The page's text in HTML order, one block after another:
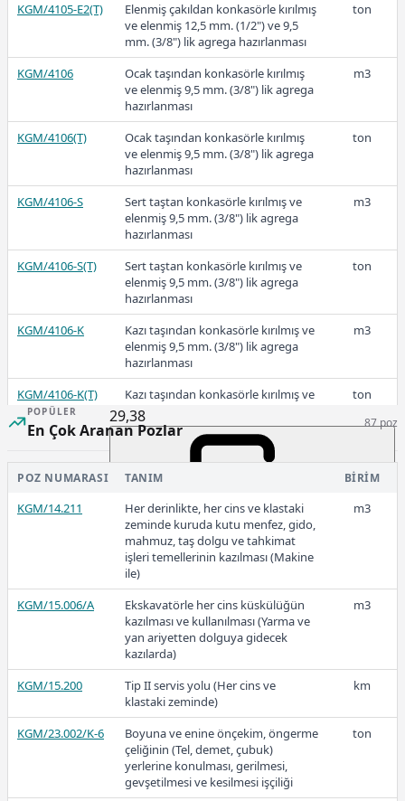
41,61
2019
36,09
2018
29,38
26,19
23,28
KGM/4105-E2(T)
Elenmiş çakıldan konkasörle kırılmış
ve elenmiş 12,5 mm. (1/2") ve 9,5
mm. (3/8") lik agrega hazırlanması
ton
KGM/4106
Ocak taşından konkasörle kırılmış
ve elenmiş 9,5 mm. (3/8") lik agrega
hazırlanması
m3
KGM/4106(T)
Ocak taşından konkasörle kırılmış
ve elenmiş 9,5 mm. (3/8") lik agrega
hazırlanması
ton
KGM/4106-S
Sert taştan konkasörle kırılmış ve
elenmiş 9,5 mm. (3/8") lik agrega
hazırlanması
m3
KGM/4106-S(T)
Sert taştan konkasörle kırılmış ve
elenmiş 9,5 mm. (3/8") lik agrega
hazırlanması
ton
KGM/4106-K
Kazı taşından konkasörle kırılmış ve
elenmiş 9,5 mm. (3/8") lik agrega
hazırlanması
m3
KGM/4106-K(T)
Kazı taşından konkasörle kırılmış ve
elenmiş 9,5 mm. (3/8") lik agrega
hazırlanması
ton
KGM/4106-T
Toplama taştan konkasörle kırılmış
ve elenmiş 9,5 mm. (3/8") lik agrega
Toplama taştan konkasörle kırılmış
ve elenmiş 9,5 mm. (3/8") lik agrega
hazırlanması
KGM/4106-E1
Elenmemiş çakıllı malzemeden
konkasörle kırılmış ve elenmiş 9,5
mm. (3/8") lik agrega hazırlanması
m3
POPÜLER
En Çok Aranan Pozlar 87 poz
POZ NUMARASI TANIM BIRIM
KGM/14.211
Her derinlikte, her cins ve klastaki
zeminde kuruda kutu menfez, gido,
mahmuz, taş dolgu ve tahkimat
işleri temellerinin kazılması (Makine
ile)
m3
KGM/15.006/A
Ekskavatörle her cins küskülüğün
kazılması ve kullanılması (Yarma ve
yan ariyetten dolguya gidecek
kazılarda)
m3
KGM/15.200
Tip II servis yolu (Her cins ve
klastaki zeminde)
km
KGM/23.002/K-6
Boyuna ve enine önçekim, öngerme
çeliğinin (Tel, demet, çubuk)
yerlerine konulması, gerilmesi,
gevşetilmesi ve kesilmesi işçiliği
ton